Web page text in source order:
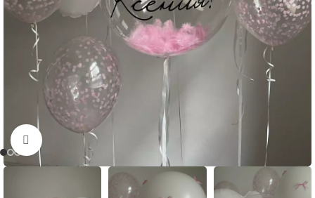
Нажмите, чтобы увеличить